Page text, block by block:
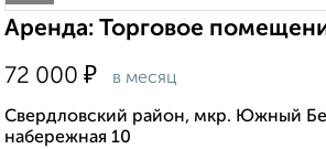
Аренда: Торговое
72 000 ₽ в месяц
Свердловский район, мкр. Южный
набережная 10